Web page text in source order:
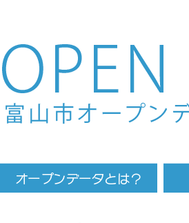
Skip to main content